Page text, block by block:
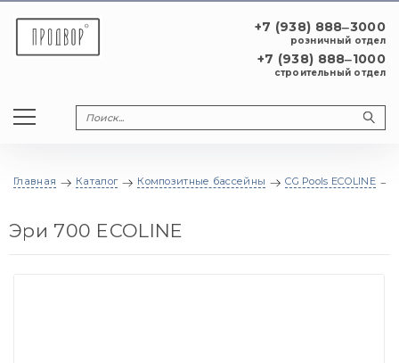
+7 (938) 888‒3000
розничный отдел
+7 (938) 888‒1000
строительный отдел
Главная Каталог Композитные бассейны CG Pools ECOLINE
Эри 700 ECOLINE